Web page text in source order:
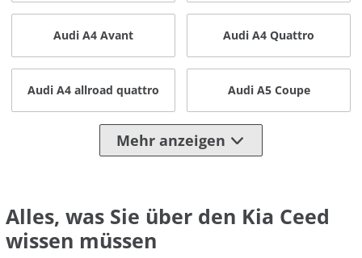
Audi A4 Avant Audi A4 Quattro
Audi A4 allroad quattro Audi A5 Coupe
Mehr anzeigen
Alles, was Sie über den Kia Ceed
wissen müssen